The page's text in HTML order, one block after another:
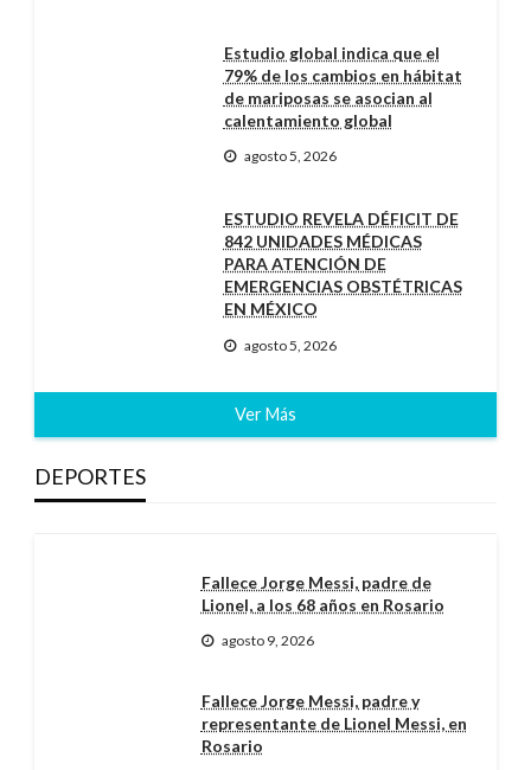
Estudio global indica que el
79% de los cambios en hábitat
de mariposas se asocian al
calentamiento global
agosto 5, 2026
ESTUDIO REVELA DÉFICIT DE
842 UNIDADES MÉDICAS
PARA ATENCIÓN DE
EMERGENCIAS OBSTÉTRICAS
EN MÉXICO
agosto 5, 2026
Ver Más
DEPORTES
Fallece Jorge Messi, padre de
Lionel, a los 68 años en Rosario
agosto 9, 2026
Fallece Jorge Messi, padre y
representante de Lionel Messi, en
Rosario